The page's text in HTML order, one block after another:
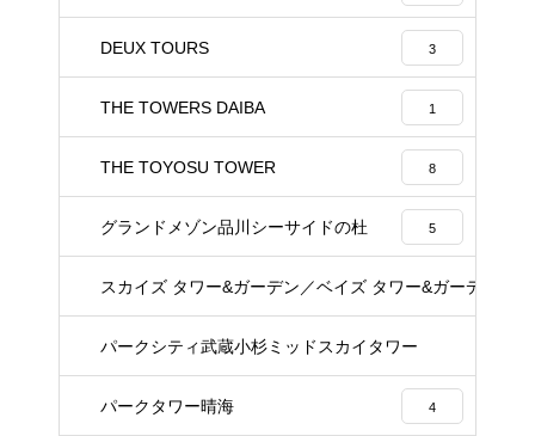
DEUX TOURS 3
THE TOWERS DAIBA 1
THE TOYOSU TOWER 8
グランドメゾン品川シーサイドの杜 5
スカイズ タワー&ガーデン／ベイズ タワー&ガーデン
パークシティ武蔵小杉ミッドスカイタワー
パークタワー晴海 4